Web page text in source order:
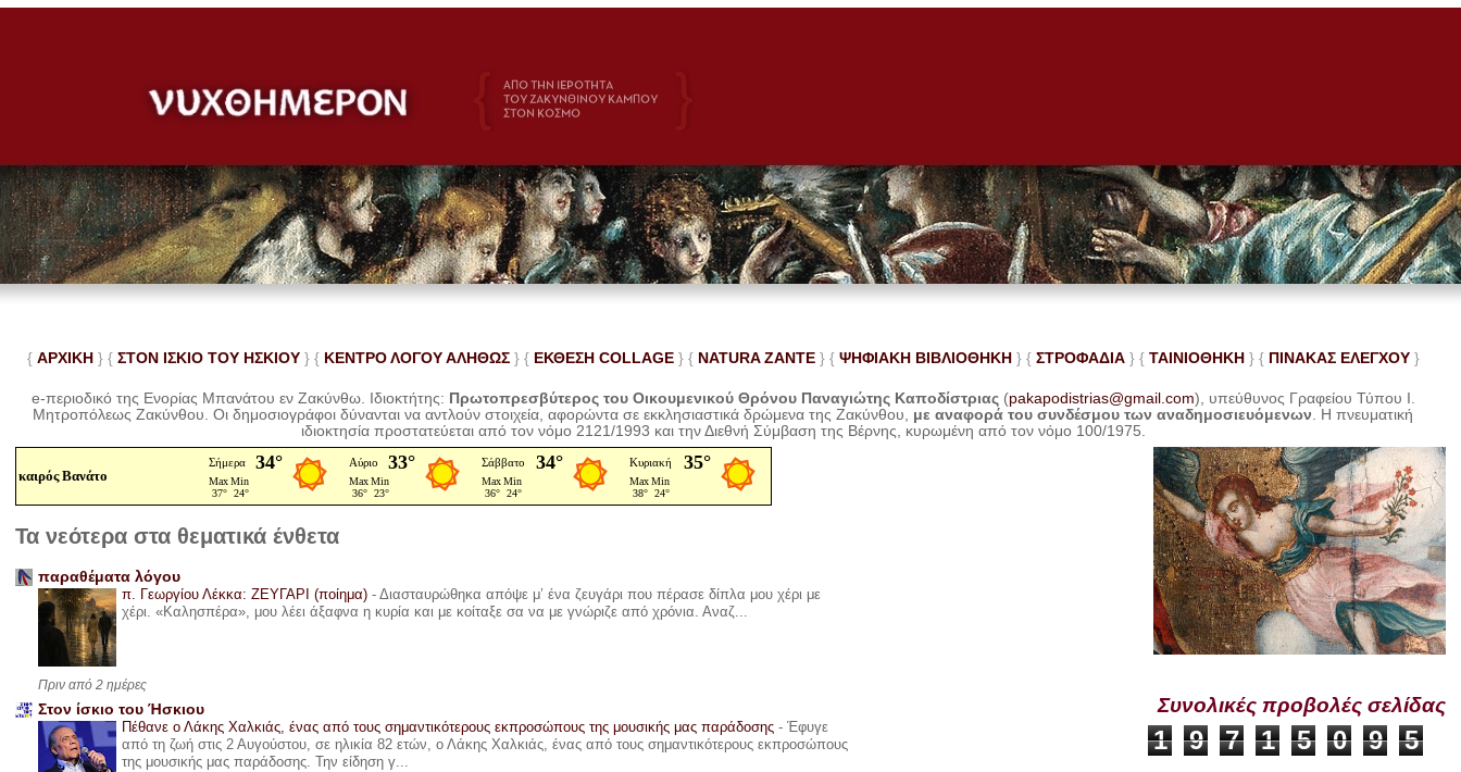
{ ΑΡΧΙΚΗ } { ΣΤΟΝ ΙΣΚΙΟ ΤΟΥ ΗΣΚΙΟΥ } { ΚΕΝΤΡΟ ΛΟΓΟΥ ΑΛΗΘΩΣ } { ΕΚΘΕΣΗ COLLAGE }{ NATURA ZANTE} { ΨΗΦΙΑΚΗ ΒΙΒΛΙΟΘΗΚΗ } { ΣΤΡΟΦΑΔΙΑ } { ΤΑΙΝΙΟΘΗΚΗ } { ΠΙΝΑΚΑΣ ΕΛΕΓΧΟΥ}
e-περιοδικό της Ενορίας Μπανάτου εν Ζακύνθω. Ιδιοκτήτης: Πρωτοπρεσβύτερος του Οικουμενικού Θρόνου Παναγιώτης Καποδίστριας (pakapodistrias@gmail.com), υπεύθυνος Γραφείου Τύπου Ι.
Μητροπόλεως Ζακύνθου.Οι δημοσιογράφοι δύνανται να αντλούν στοιχεία, αφορώντα σε εκκλησιαστικά δρώμενα της Ζακύνθου, με αναφορά του συνδέσμου των αναδημοσιευόμενων . Ηπνευματική
ιδιοκτησία προστατεύεται από τον νόμο 2121/1993 και την Διεθνή Σύμβαση της Βέρνης, κυρωμένη από τον νόμο 100/1975.
καιρός Βανάτο
Τα νεότερα στα θεματικά ένθετα
παραθέματα λόγου
π. Γεωργίου Λέκκα: ΖΕΥΓΑΡΙ (ποίημα) - Διασταυρώθηκα απόψε μ’ ένα ζευγάρι που πέρασε δίπλα μου χέρι με
χέρι. «Καλησπέρα», μου λέει άξαφνα η κυρία και με κοίταξε σα να με γνώριζε από χρόνια. Αναζ...
Πριν από 2 ημέρες
Στον ίσκιο του Ήσκιου
Πέθανε ο Λάκης Χαλκιάς, ένας από τους σημαντικότερους εκπροσώπους της μουσικής μας παράδοσης - Έφυγε
από τη ζωή στις 2 Αυγούστου, σε ηλικία 82 ετών, ο Λάκης Χαλκιάς, ένας από τους σημαντικότερους εκπροσώπους
της μουσικής μας παράδοσης. Την είδηση γ...
Συνολικές προβολές σελίδας
1 9 7 1 5 0 9 5